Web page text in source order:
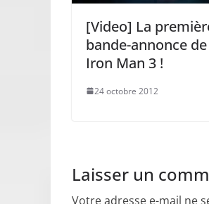
[Video] La
bande-annonce de
Iron Man 3 !
24 octobre 2012
Laisser un
Votre adresse e-mail ne